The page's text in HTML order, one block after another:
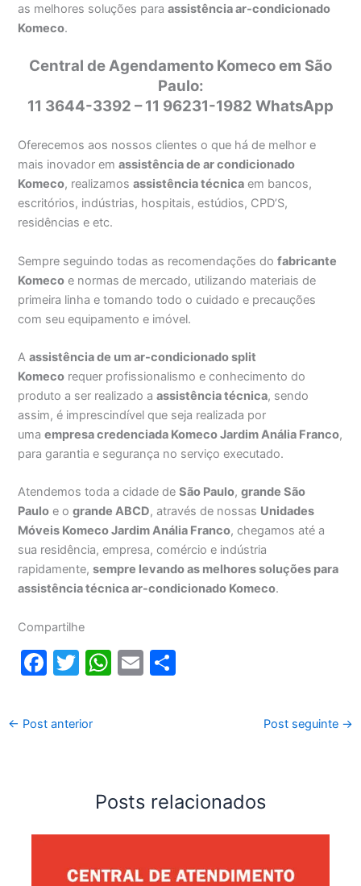
as melhores soluções paraassistência ar-condicionado
Komeco.
Central de Agendamento Komeco em São
Paulo:
11 3644-3392 – 11 96231-1982 WhatsApp
Oferecemos aos nossos clientes o que há de melhor e
mais inovador emassistência de ar condicionado
Komeco, realizamosassistência técnica em bancos,
escritórios, indústrias, hospitais, estúdios, CPD’S,
residências e etc.
Sempre seguindo todas as recomendações dofabricante
Komeco e normas de mercado, utilizando materiais de
primeira linha e tomando todo o cuidado e precauções
com seu equipamento e imóvel.
Aassistência de um ar-condicionado split
Komeco requer profissionalismo e conhecimento do
produto a ser realizado aassistência técnica, sendo
assim, é imprescindível que seja realizada por
umaempresa credenciada Komeco Jardim Anália Franco,
para garantia e segurança no serviço executado.
Atendemos toda a cidade deSão Paulo,grande São
Paulo e ogrande ABCD, através de nossas Unidades
Móveis Komeco Jardim Anália Franco, chegamos até a
sua residência, empresa, comércio e indústria
rapidamente,sempre levando as melhores soluções para
assistência técnica ar-condicionado Komeco.
Compartilhe
F
c
e
k
T
itt
er
W
p
p
E
← Post anterior Post seguinte →
Posts relacionados